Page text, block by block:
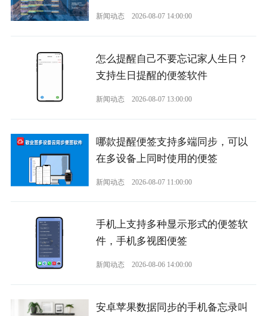
新闻动态 2026-08-07 14:00:00
怎么提醒自己不要忘记家人生日？
支持生日提醒的便签软件
新闻动态 2026-08-07 13:00:00
哪款提醒便签支持多端同步，可以
在多设备上同时使用的便签
新闻动态 2026-08-07 11:00:00
手机上支持多种显示形式的便签软
件，手机多视图便签
新闻动态 2026-08-06 14:00:00
安卓苹果数据同步的手机备忘录叫